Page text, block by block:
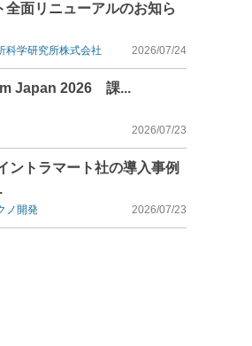
全面リニューアルのお知ら
科学研究所株式会社 2026/07/24
Japan 2026 課...
2026/07/23
ントラマート社の導入事例
ノ開発 2026/07/23